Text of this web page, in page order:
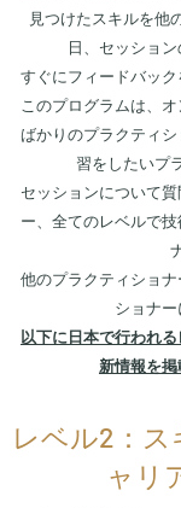
見つけたスキルを他
日、セッション
すぐにフィードバック
このプログラムは、
ばかりのプラクティ
習をしたいプ
セッションについて
ー、全てのレベルで
他のプラクティショ
ショナー
以下に日本で行われ
新情報を掲
レベル2：
ャリ